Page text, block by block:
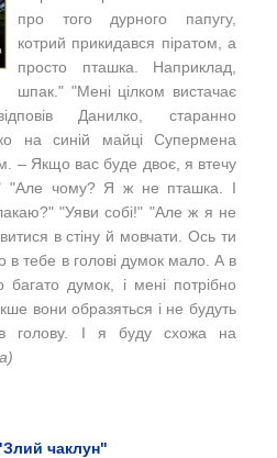
про того дурного папугу,
котрий прикидався піратом, а
просто пташка. Наприклад,
шпак." "Мені цілком вистачає
Данилко, старанно
на синій майці Супермена
‒ Якщо вас буде двоє, я втечу
"Але чому? Я ж не пташка. І
"Уяви собі!" "Але ж я не
в стіну й мовчати. Ось ти
тебе в голові думок мало. А в
багато думок, і мені потрібно
вони образяться і не будуть
голову. І я буду схожа на
чаклун"